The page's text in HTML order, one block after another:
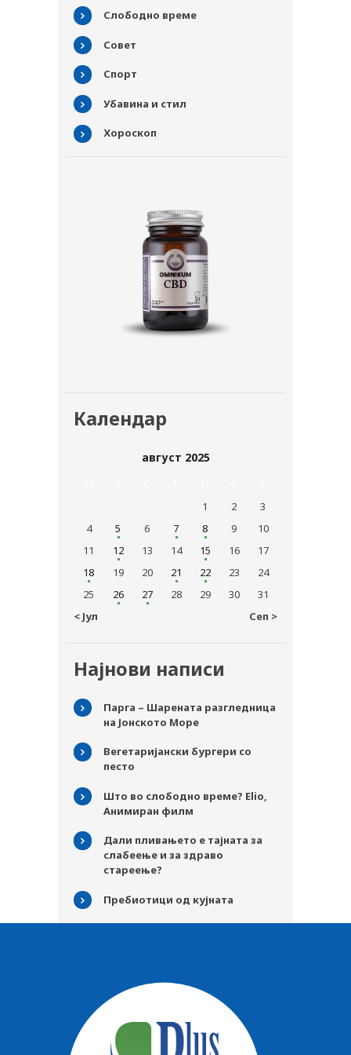
КАРИЕРА
КОНТАКТ
Слободно време
Совет
Спорт
Убавина и стил
Хороскоп
Календар
август 2025
« Јул Сеп »
1 2
3
4
5 6 7 8 9
10
11
12 13 14 15 16
17
18
19 20 21 22 23
24
25
26 27 28 29 30 31
Најнови написи
Парга – Шарената разгледница
на Јонското Море
Вегетаријански бургери со
песто
Што во слободно време? Elio,
Анимиран филм
Дали пливањето е тајната за
слабеење и за здраво
стареење?
Пребиотици од кујната